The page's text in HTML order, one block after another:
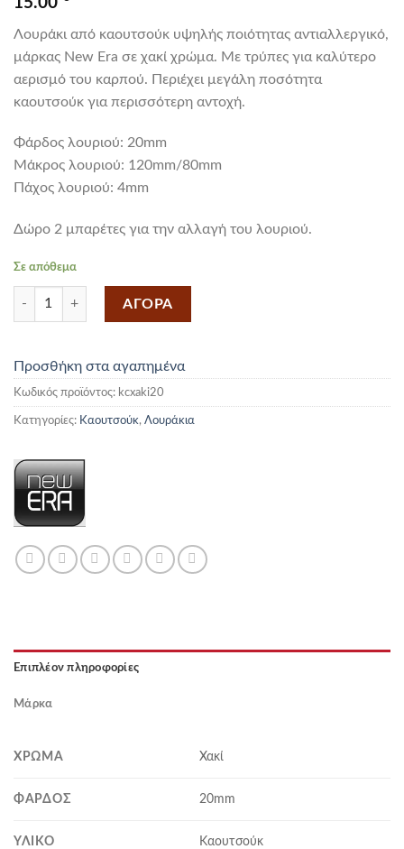
Λουράκι από καουτσούκ υψηλής ποιότητας αντιαλλεργικό,
μάρκας New Era σε χακί χρώμα. Με τρύπες για καλύτερο
αερισμό του καρπού. Περιέχει μεγάλη ποσότητα
καουτσούκ για περισσότερη αντοχή.
Φάρδος λουριού: 20mm
Mάκρος λουριού: 120mm/80mm
Πάχος λουριού: 4mm
Δώρο 2 μπαρέτες για την αλλαγή του λουριού.
Σε απόθεμα
Λουρί Από Καουτσούκ Χακί 20mm ποσότητα
ΑΓΟΡΑ
Προσθήκη στα αγαπημένα
Κωδικός προϊόντος: kcxaki20
Κατηγορίες: Καουτσούκ, Λουράκια
Επιπλέον πληροφορίες
Μάρκα
ΧΡΏΜΑ Χακί
ΦΆΡΔΟΣ 20mm
ΥΛΙΚΌ Καουτσούκ